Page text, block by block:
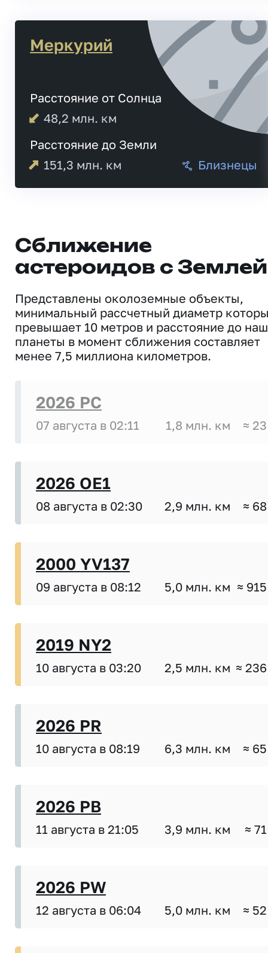
Меркурий
Расстояние от Солнца
48,2 млн. км
Расстояние до Земли
151,3 млн. км Близнецы
Сближение
астероидов с Землей
Представлены околоземные объекты,
минимальный рассчетный диаметр
превышает 10 метров и расстояние до
планеты в момент сближения составляет
менее 7,5 миллиона километров.
2026 PC
07 августа в 02:11 1,8 млн. км ≈
2026 OE1
08 августа в 02:30 2,9 млн. км ≈
2000 YV137
09 августа в 08:12 5,0 млн. км ≈
2019 NY2
10 августа в 03:20 2,5 млн. км ≈
2026 PR
10 августа в 08:19 6,3 млн. км ≈
2026 PB
11 августа в 21:05 3,9 млн. км ≈
2026 PW
12 августа в 06:04 5,0 млн. км ≈